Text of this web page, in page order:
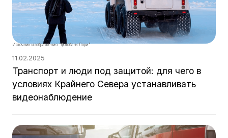
Источник изображения "Фотобанк Лори"
11.02.2025
Транспорт и люди под защитой: для чего в
условиях Крайнего Севера устанавливать
видеонаблюдение